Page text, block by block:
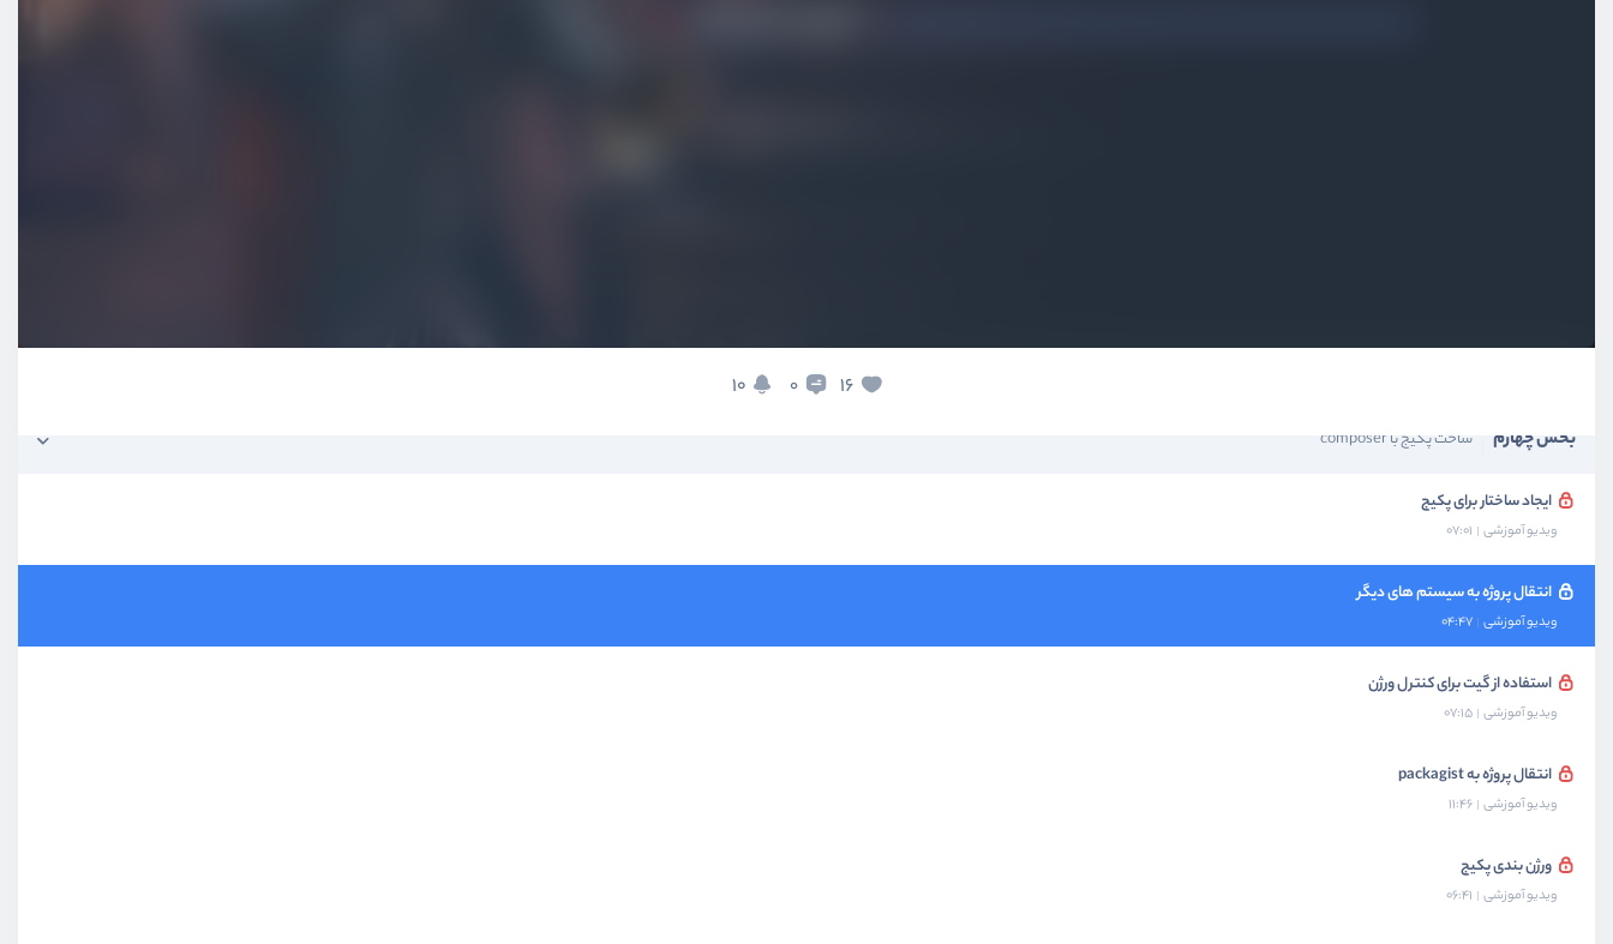
16
0
10
بخش چهارم ساخت پکیج با composer
ایجاد ساختار برای پکیج
ویدیو آموزشی 07:01
انتقال پروژه به سیستم های دیگر
ویدیو آموزشی 04:47
استفاده از گیت برای کنترل ورژن
ویدیو آموزشی 07:15
انتقال پروژه به packagist
ویدیو آموزشی 11:46
ورژن بندی پکیج
ویدیو آموزشی 06:41